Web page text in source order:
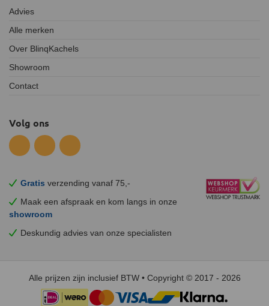
Gratis verzending vanaf 75,-
Maak een afspraak en kom langs in onze
showroom
Deskundig advies van onze specialisten
Advies
Alle merken
Over BlinqKachels
Showroom
Contact
Volg ons
Alle prijzen zijn inclusief BTW • Copyright © 2017 - 2026